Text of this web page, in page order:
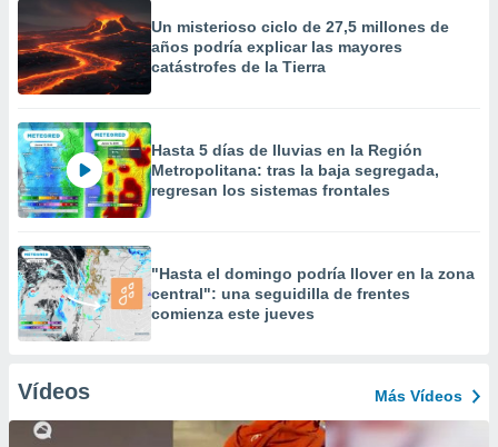
Un misterioso ciclo de 27,5 millones de
años podría explicar las mayores
catástrofes de la Tierra
Hasta 5 días de lluvias en la Región
Metropolitana: tras la baja segregada,
regresan los sistemas frontales
"Hasta el domingo podría llover en la zona
central": una seguidilla de frentes
comienza este jueves
Vídeos Más Vídeos